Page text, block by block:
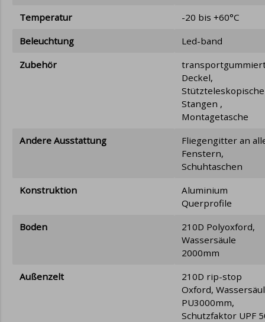
Temperatur
-20 bis +60°C
Beleuchtung
Led-band
Zubehör
Deckel,
Stützteleskopische
Stangen ,
Montagetasche
Andere Ausstattung
Fliegengitter an
Fenstern,
Schuhtaschen
Konstruktion
Aluminium
Querprofile
Boden
210D Polyoxford,
Wassersäule
2000mm
Außenzelt
210D rip-stop
Oxford,
PU3000mm,
Schutzfaktor UPF